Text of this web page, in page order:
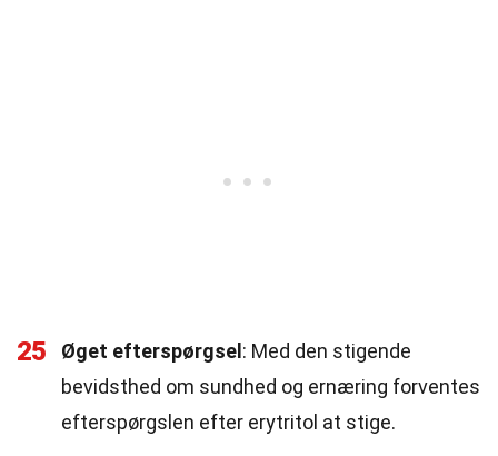
25 Øget efterspørgsel : Med den stigende
bevidsthed om sundhed og ernæring forventes
efterspørgslen efter erytritol at stige.